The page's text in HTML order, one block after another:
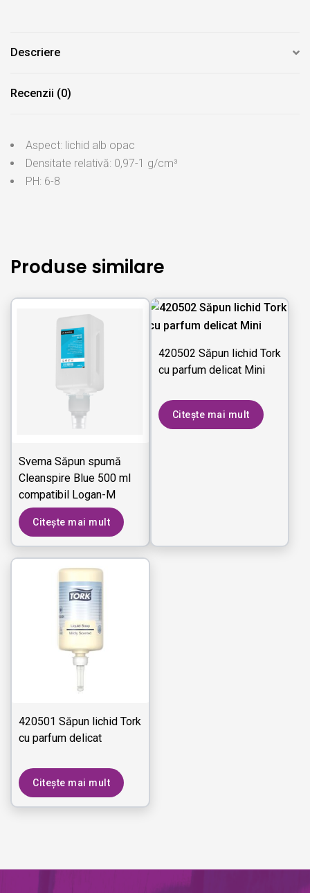
Descriere
Recenzii (0)
Aspect: lichid alb opac
Densitate relativă: 0,97-1 g/cm³
PH: 6-8
Produse similare
Svema Săpun spumă
Cleanspire Blue 500 ml
compatibil Logan-M
Citește mai mult
420502 Săpun lichid Tork
cu parfum delicat Mini
Citește mai mult
420501 Săpun lichid Tork
cu parfum delicat
Citește mai mult